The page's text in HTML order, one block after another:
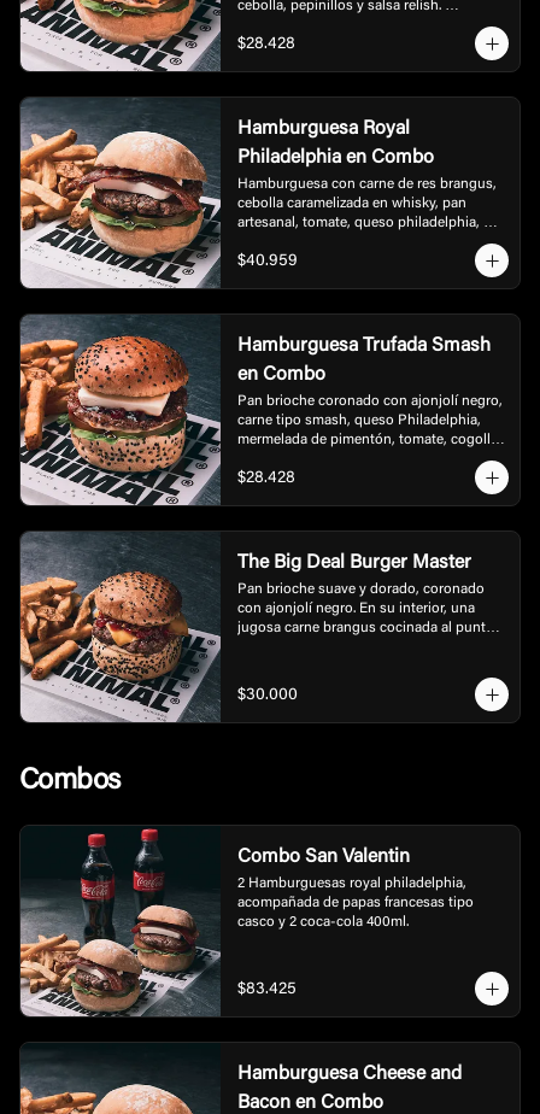
cebolla, pepinillos y salsa relish.
$28.428
Hamburguesa Royal
Philadelphia en Combo
Hamburguesa con carne de res brangus,
cebolla caramelizada en whisky, pan
artesanal, tomate, queso philadelphia,
papas.
$40.959
Hamburguesa Trufada Smash
en Combo
Pan brioche coronado con ajonjolí negro,
carne tipo smash, queso Philadelphia,
mermelada de pimentón, tomate, cogollo
Acompañada con papas.
$28.428
The Big Deal Burger Master
Pan brioche suave y dorado, coronado
con ajonjolí negro. En su interior, una
jugosa carne brangus cocinada al punto
con un toque trufado que aporta
profundidad y elegancia. Encima, una
mermelada tatemada de pimentón que
$30.000
Combos
Combo San Valentin
2 Hamburguesas royal philadelphia,
acompañada de papas francesas tipo
casco y 2 coca-cola 400ml.
$83.425
Hamburguesa Cheese and
Bacon en Combo